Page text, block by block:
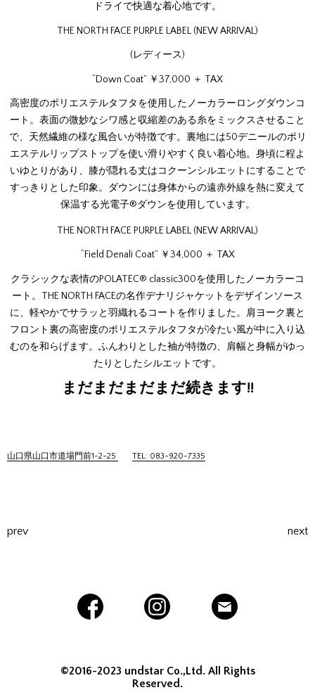
ドライで快適な着心地です。
THE NORTH FACE PURPLE LABEL (NEW ARRIVAL)
(レディース)
“Down Coat” ￥37,000 ＋ TAX
高密度のポリエステルタフタを使用したノーカラーロングダウンコ
ート。表面の微妙なシワ感と収縮差のある糸をミックスさせること
で、天然繊維の様な風合いが特徴です。裏地には50デニールのポリ
エステルリップストップを使い滑りやすく良い着心地。身頃に程よ
いゆとりがあり、膝が隠れる丈はコクーンシルエットにすることで
すっきりとした印象。ダウンには身体からの遠赤外線を熱に変えて
保温する光電子®ダウンを使用しています。
THE NORTH FACE PURPLE LABEL (NEW ARRIVAL)
“Field Denali Coat” ￥34,000 ＋ TAX
クラシックな表情のPOLATEC® classic300を使用したノーカラーコ
ート。THE NORTH FACEの名作デナリジャケットをデザインソース
に、軽やかでサラッと羽織れるコートを作りました。肩ヨーク裏と
フロント裏の高密度のポリエステルタフタが冷たい風が中に入り込
むのを和らげます。ふんわりとした袖が特徴の、肩幅と身幅がゆっ
たりとしたシルエットです。
まだまだまだまだ続きます!!
山口県山口市道場門前1-2-25 TEL: 083-920-7335
prev next
©2016-2023 undstar Co.,Ltd. All Rights
Reserved.